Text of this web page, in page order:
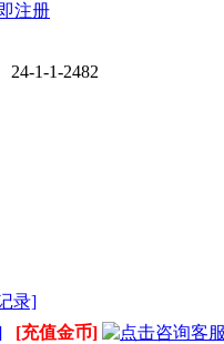
注册
1-1-2482
录]
[充值金币]